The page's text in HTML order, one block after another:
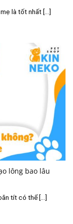
là tốt nhất [...]
lông bao lâu
tít có thể [...]